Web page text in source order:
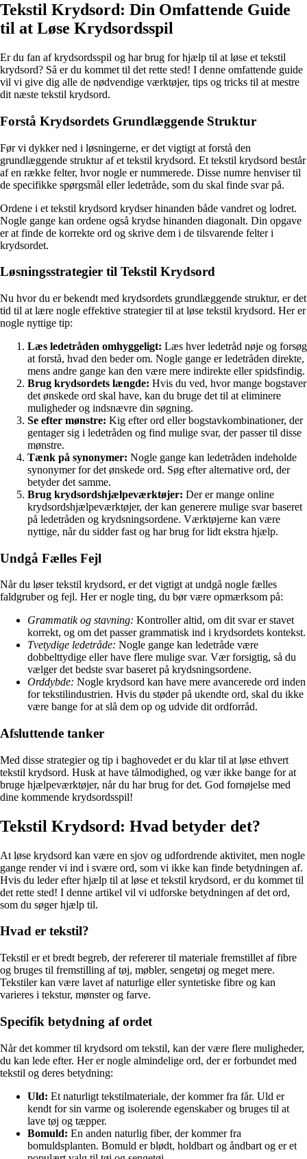
Tekstil Krydsord: Din Omfattende Guide
til at Løse Krydsordsspil
Er du fan af krydsordsspil og har brug for hjælp til at løse et tekstil
krydsord? Så er du kommet til det rette sted! I denne omfattende guide
vil vi give dig alle de nødvendige værktøjer, tips og tricks til at mestre
dit næste tekstil krydsord.
Forstå Krydsordets Grundlæggende Struktur
Før vi dykker ned i løsningerne, er det vigtigt at forstå den
grundlæggende struktur af et tekstil krydsord. Et tekstil krydsord består
af en række felter, hvor nogle er nummerede. Disse numre henviser til
de specifikke spørgsmål eller ledetråde, som du skal finde svar på.
Ordene i et tekstil krydsord krydser hinanden både vandret og lodret.
Nogle gange kan ordene også krydse hinanden diagonalt. Din opgave
er at finde de korrekte ord og skrive dem i de tilsvarende felter i
krydsordet.
Løsningsstrategier til Tekstil Krydsord
Nu hvor du er bekendt med krydsordets grundlæggende struktur, er det
tid til at lære nogle effektive strategier til at løse tekstil krydsord. Her er
nogle nyttige tip:
Læs ledetråden omhyggeligt: Læs hver ledetråd nøje og forsøg
at forstå, hvad den beder om. Nogle gange er ledetråden direkte,
mens andre gange kan den være mere indirekte eller spidsfindig.
Brug krydsordets længde: Hvis du ved, hvor mange bogstaver
det ønskede ord skal have, kan du bruge det til at eliminere
muligheder og indsnævre din søgning.
Se efter mønstre: Kig efter ord eller bogstavkombinationer, der
gentager sig i ledetråden og find mulige svar, der passer til disse
mønstre.
Tænk på synonymer: Nogle gange kan ledetråden indeholde
synonymer for det ønskede ord. Søg efter alternative ord, der
betyder det samme.
Brug krydsordshjælpeværktøjer: Der er mange online
krydsordshjælpeværktøjer, der kan generere mulige svar baseret
på ledetråden og krydsningsordene. Værktøjerne kan være
nyttige, når du sidder fast og har brug for lidt ekstra hjælp.
Undgå Fælles Fejl
Når du løser tekstil krydsord, er det vigtigt at undgå nogle fælles
faldgruber og fejl. Her er nogle ting, du bør være opmærksom på:
Grammatik og stavning: Kontroller altid, om dit svar er stavet
korrekt, og om det passer grammatisk ind i krydsordets kontekst.
Tvetydige ledetråde: Nogle gange kan ledetråde være
dobbelttydige eller have flere mulige svar. Vær forsigtig, så du
vælger det bedste svar baseret på krydsningsordene.
Orddybde: Nogle krydsord kan have mere avancerede ord inden
for tekstilindustrien. Hvis du støder på ukendte ord, skal du ikke
være bange for at slå dem op og udvide dit ordforråd.
Afsluttende tanker
Med disse strategier og tip i baghovedet er du klar til at løse ethvert
tekstil krydsord. Husk at have tålmodighed, og vær ikke bange for at
bruge hjælpeværktøjer, når du har brug for det. God fornøjelse med
dine kommende krydsordsspil!
Tekstil Krydsord: Hvad betyder det?
At løse krydsord kan være en sjov og udfordrende aktivitet, men nogle
gange render vi ind i svære ord, som vi ikke kan finde betydningen af.
Hvis du leder efter hjælp til at løse et tekstil krydsord, er du kommet til
det rette sted! I denne artikel vil vi udforske betydningen af det ord,
som du søger hjælp til.
Hvad er tekstil?
Tekstil er et bredt begreb, der refererer til materiale fremstillet af fibre
og bruges til fremstilling af tøj, møbler, sengetøj og meget mere.
Tekstiler kan være lavet af naturlige eller syntetiske fibre og kan
varieres i tekstur, mønster og farve.
Specifik betydning af ordet
Når det kommer til krydsord om tekstil, kan der være flere muligheder,
du kan lede efter. Her er nogle almindelige ord, der er forbundet med
tekstil og deres betydning:
Uld: Et naturligt tekstilmateriale, der kommer fra får. Uld er
kendt for sin varme og isolerende egenskaber og bruges til at
lave tøj og tæpper.
Bomuld: En anden naturlig fiber, der kommer fra
bomuldsplanten. Bomuld er blødt, holdbart og åndbart og er et